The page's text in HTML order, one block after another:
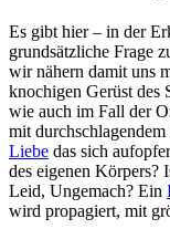
Es gibt hier – in der
grundsätzliche Frage
wir nähern damit uns
knochigen Gerüst des
wie auch im Fall der
mit
Liebe das sich
des eigenen Körpers?
Leid, Ungemach? Ein
wird propagiert, mit